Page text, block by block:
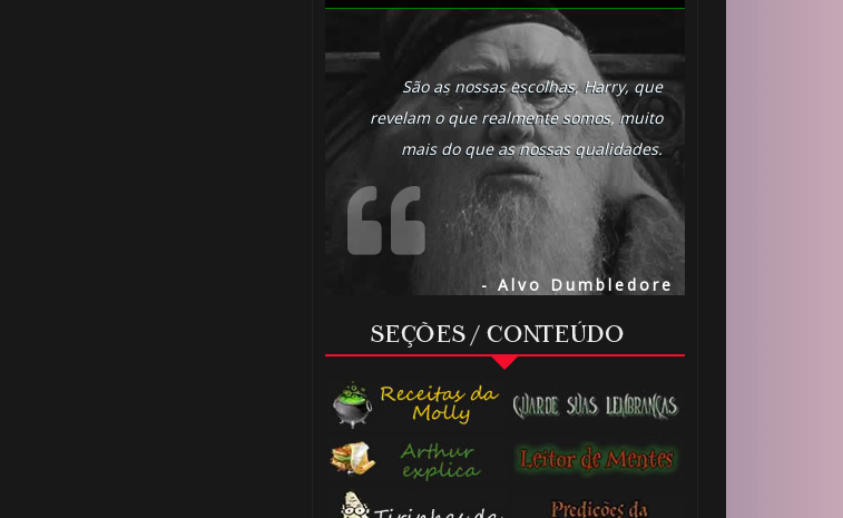
São as nossas escolhas, Harry, que
revelam o que realmente somos, muito
mais do que as nossas qualidades.
- Alvo Dumbledore
SEÇÕES / CONTEÚDO